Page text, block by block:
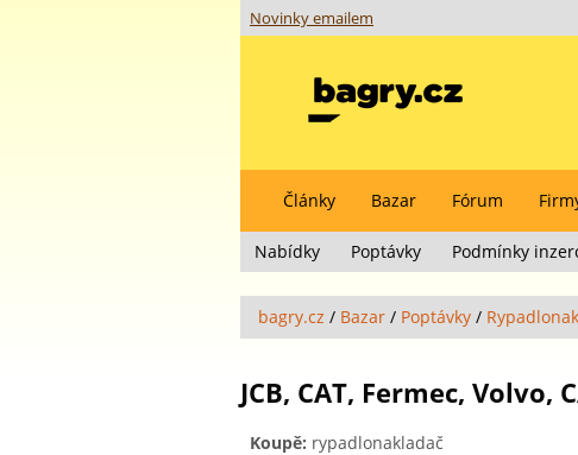
Novinky emailem
Články Bazar Fórum
Nabídky Poptávky Podmínky
bagry.cz / Bazar / Poptávky /
JCB, CAT, Fermec, Volvo,
Koupě: rypadlonakladač